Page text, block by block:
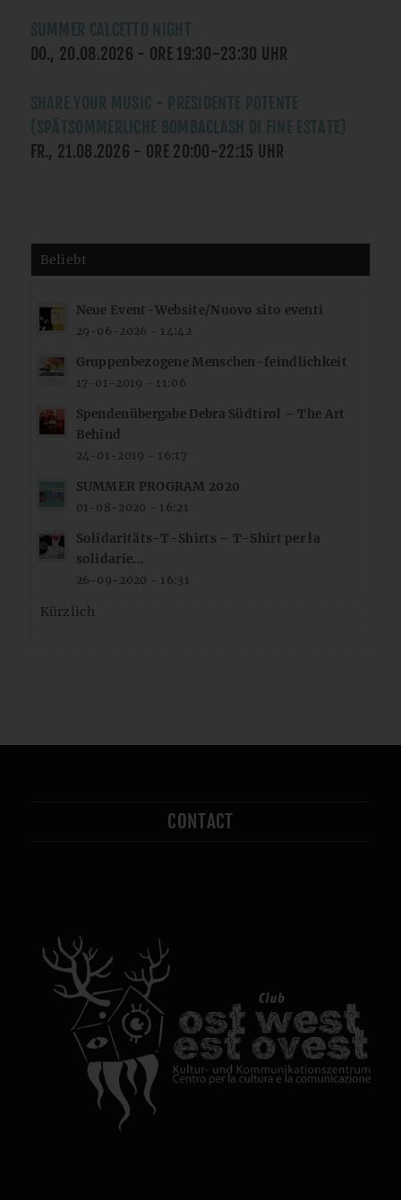
SUMMER CALCETTO NIGHT
DO., 20.08.2026 - ORE 19:30-23:30 UHR
SHARE YOUR MUSIC - PRESIDENTE POTENTE
(SPÄTSOMMERLICHE BOMBACLASH DI FINE ESTATE)
FR., 21.08.2026 - ORE 20:00-22:15 UHR
Beliebt
Neue Event-Website/Nuovo sito eventi
29-06-2026 - 14:42
Gruppenbezogene Menschen-feindlichkeit
17-01-2019 - 11:06
Spendenübergabe Debra Südtirol – The Art
Behind
24-01-2019 - 16:17
SUMMER PROGRAM 2020
01-08-2020 - 16:21
Solidaritäts-T-Shirts – T-Shirt per la
solidarie...
26-09-2020 - 16:31
Kürzlich
CONTACT